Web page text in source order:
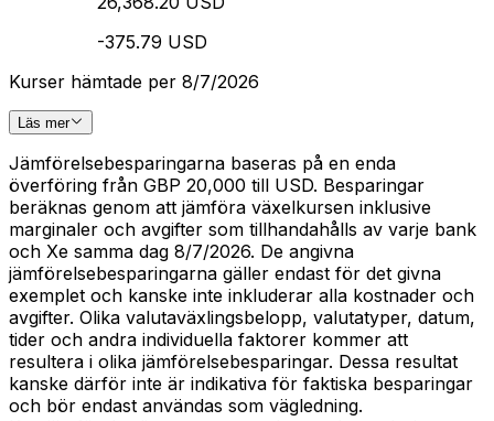
-375.79 USD
Kurser hämtade per 8/7/2026
Läs mer
Jämförelsebesparingarna baseras på en enda
överföring från GBP 20,000 till USD. Besparingar
beräknas genom att jämföra växelkursen inklusive
marginaler och avgifter som tillhandahålls av varje bank
och Xe samma dag 8/7/2026. De angivna
jämförelsebesparingarna gäller endast för det givna
exemplet och kanske inte inkluderar alla kostnader och
avgifter. Olika valutaväxlingsbelopp, valutatyper, datum,
tider och andra individuella faktorer kommer att
resultera i olika jämförelsebesparingar. Dessa resultat
kanske därför inte är indikativa för faktiska besparingar
och bör endast användas som vägledning.